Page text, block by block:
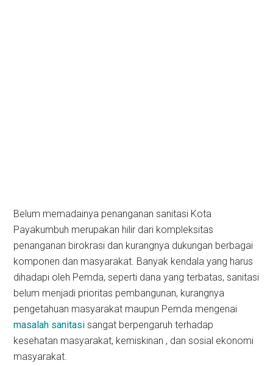
Belum memadainya penanganan sanitasi Kota
Payakumbuh merupakan hilir dari kompleksitas
penanganan birokrasi dan kurangnya dukungan berbagai
komponen dan masyarakat. Banyak kendala yang harus
dihadapi oleh Pemda, seperti dana yang terbatas, sanitasi
belum menjadi prioritas pembangunan, kurangnya
pengetahuan masyarakat maupun Pemda mengenai
masalah sanitasi sangat berpengaruh terhadap
kesehatan masyarakat, kemiskinan , dan sosial ekonomi
masyarakat.